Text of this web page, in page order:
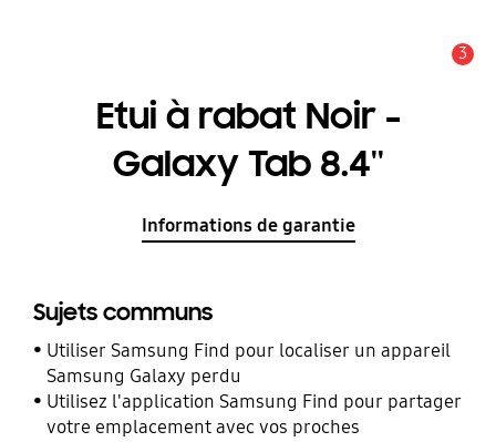
3
Etui à rabat Noir -
Galaxy Tab 8.4''
Informations de garantie
Sujets communs
Utiliser Samsung Find pour localiser un appareil
Samsung Galaxy perdu
Utilisez l'application Samsung Find pour partager
votre emplacement avec vos proches